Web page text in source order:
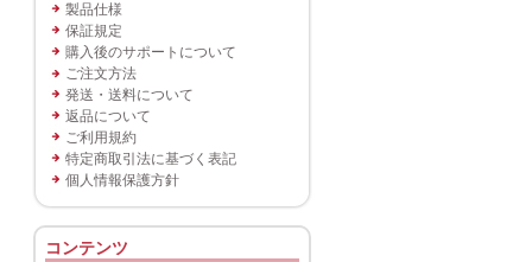
製品仕様
保証規定
購入後のサポートについて
ご注文方法
発送・送料について
返品について
ご利用規約
特定商取引法に基づく表記
個人情報保護方針
コンテンツ